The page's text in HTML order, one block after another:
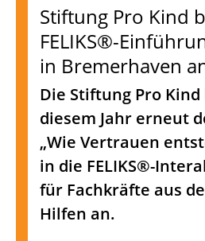
Stiftung Pro Kind
FELIKS®-
in Bremerhaven
Die Stiftung Pro
diesem Jahr erneut
„Wie Vertrauen
in die FELIKS®-
für Fachkräfte aus
Hilfen an.